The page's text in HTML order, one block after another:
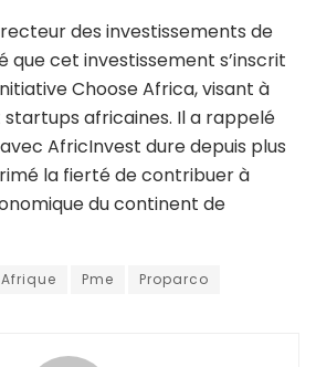
des investissements de
que cet investissement s’inscrit
Choose Africa, visant à
startups africaines. Il a rappelé
AfricInvest dure depuis plus
la fierté de contribuer à
du continent de
Afrique Pme Proparco